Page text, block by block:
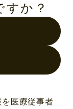
すか？
医療従事者